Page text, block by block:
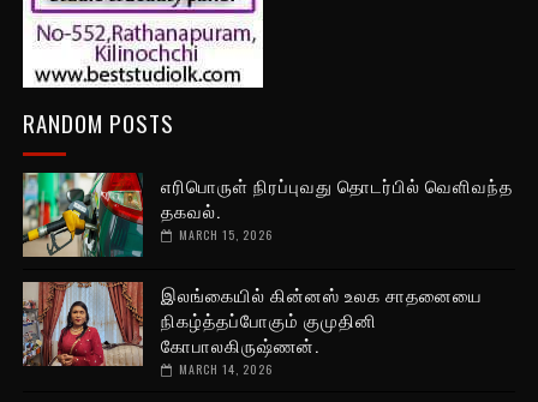
RANDOM POSTS
எரிபொருள் நிரப்புவது தொடர்பில் வெளிவந்த
தகவல்.
MARCH 15, 2026
இலங்கையில் கின்னஸ் உலக சாதனையை
நிகழ்த்தப்போகும் குமுதினி
கோபாலகிருஷ்ணன்.
MARCH 14, 2026